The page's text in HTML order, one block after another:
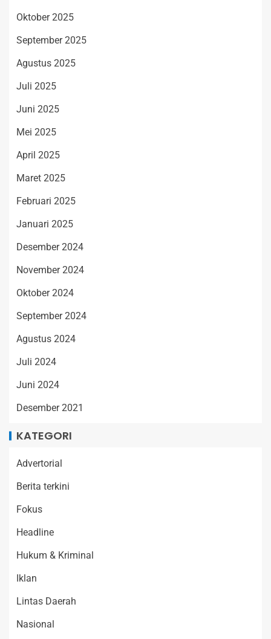
Oktober 2025
September 2025
Agustus 2025
Juli 2025
Juni 2025
Mei 2025
April 2025
Maret 2025
Februari 2025
Januari 2025
Desember 2024
November 2024
Oktober 2024
September 2024
Agustus 2024
Juli 2024
Juni 2024
Desember 2021
KATEGORI
Advertorial
Berita terkini
Fokus
Headline
Hukum & Kriminal
Iklan
Lintas Daerah
Nasional